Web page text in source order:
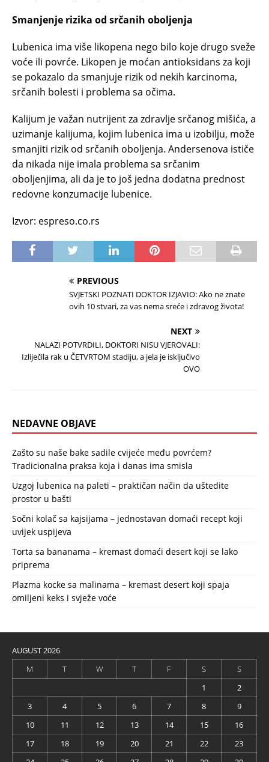
Smanjenje rizika od srčanih oboljenja
Lubenica ima više likopena nego bilo koje drugo sveže
voće ili povrće. Likopen je moćan antioksidans za koji
se pokazalo da smanjuje rizik od nekih karcinoma,
srčanih bolesti i problema sa očima.
Kalijum je važan nutrijent za zdravlje srčanog mišića, a
uzimanje kalijuma, kojim lubenica ima u izobilju, može
smanjiti rizik od srčanih oboljenja. Andersenova ističe
da nikada nije imala problema sa srčanim
oboljenjima, ali da je to još jedna dodatna prednost
redovne konzumacije lubenice.
Izvor: espreso.co.rs
PREVIOUS
SVJETSKI POZNATI DOKTOR IZJAVIO: Ako ne znate
ovih 10 stvari, za vas nema sreće i zdravog života!
NEXT
NALAZI POTVRDILI, DOKTORI NISU VJEROVALI:
Izliječila rak u ČETVRTOM stadiju, a jela je isključivo
OVO
NEDAVNE OBJAVE
Zašto su naše bake sadile cvijeće među povrćem?
Tradicionalna praksa koja i danas ima smisla
Uzgoj lubenica na paleti – praktičan način da uštedite
prostor u bašti
Sočni kolač sa kajsijama – jednostavan domaći recept koji
uvijek uspijeva
Torta sa bananama – kremast domaći desert koji se lako
priprema
Plazma kocke sa malinama – kremast desert koji spaja
omiljeni keks i svježe voće
AUGUST 2026
M
T W T F S
S
1
2
3
4 5 6 7 8
9
10
11 12 13 14 15
16
17
18 19 20 21 22
23